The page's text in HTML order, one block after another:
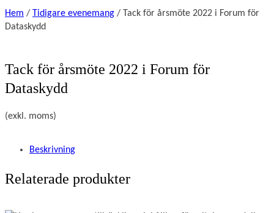
Hem / Tidigare evenemang / Tack för årsmöte 2022 i Forum för
Dataskydd
Tack för årsmöte 2022 i Forum för
Dataskydd
(exkl. moms)
Beskrivning
Relaterade produkter